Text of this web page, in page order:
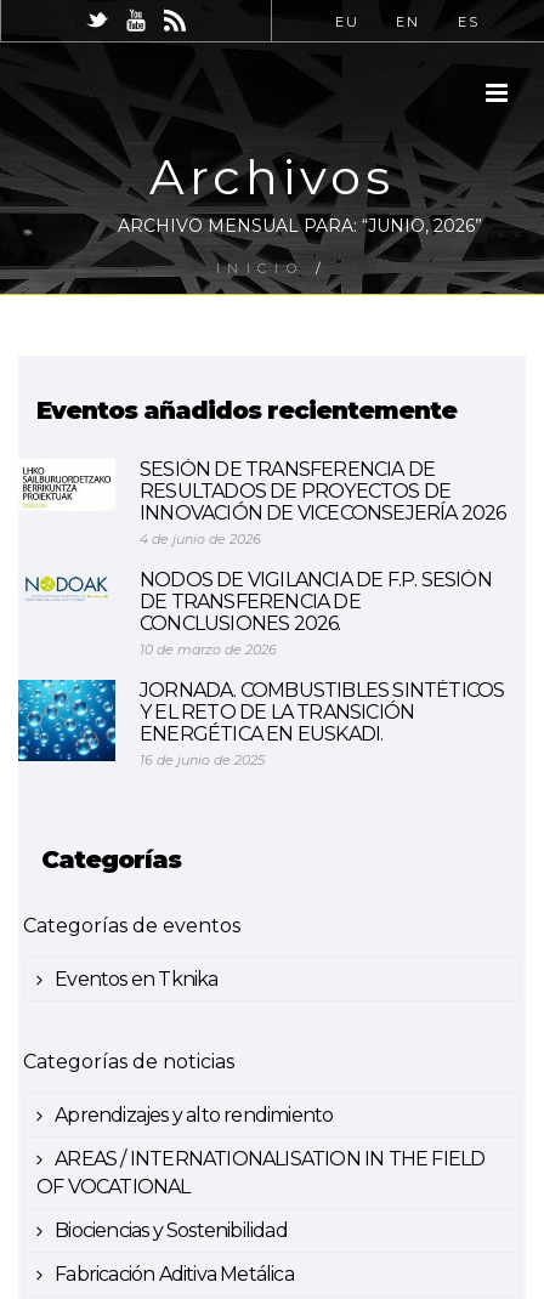
EU EN ES
Archivos
ARCHIVO MENSUAL PARA: “JUNIO, 2026”
INICIO /
Eventos añadidos recientemente
SESIÓN DE TRANSFERENCIA DE
RESULTADOS DE PROYECTOS DE
INNOVACIÓN DE VICECONSEJERÍA 2026
4 de junio de 2026
NODOS DE VIGILANCIA DE F.P. SESIÓN
DE TRANSFERENCIA DE
CONCLUSIONES 2026.
10 de marzo de 2026
JORNADA. COMBUSTIBLES SINTÉTICOS
Y EL RETO DE LA TRANSICIÓN
ENERGÉTICA EN EUSKADI.
16 de junio de 2025
Categorías
Categorías de eventos
Eventos en Tknika
Categorías de noticias
Aprendizajes y alto rendimiento
AREAS / INTERNATIONALISATION IN THE FIELD
OF VOCATIONAL
Biociencias y Sostenibilidad
Fabricación Aditiva Metálica